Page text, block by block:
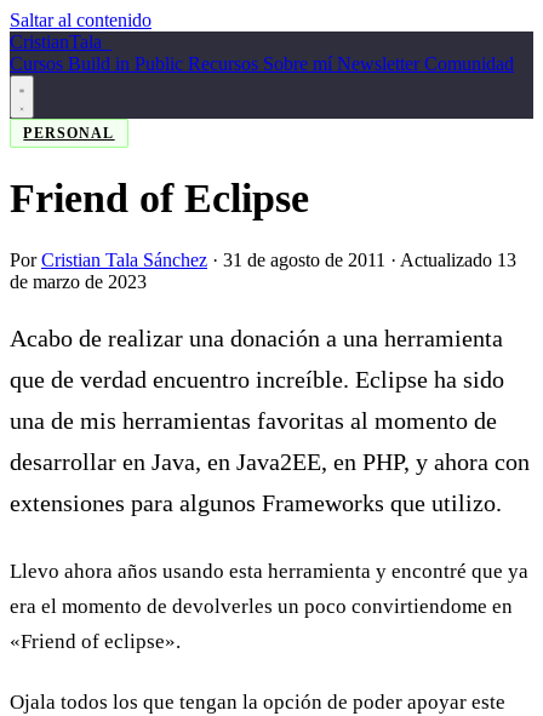
Saltar al contenido
CristianTala
Cursos Build in Public Recursos Sobre míNewsletterComunidad
PERSONAL
Friend of Eclipse
PorCristian Tala Sánchez · 31 de agosto de 2011 · Actualizado 13
de marzo de 2023
Acabo de realizar una donación a una herramienta
que de verdad encuentro increíble. Eclipse ha sido
una de mis herramientas favoritas al momento de
desarrollar en Java, en Java2EE, en PHP, y ahora con
extensiones para algunos Frameworks que utilizo.
Llevo ahora años usando esta herramienta y encontré que ya
era el momento de devolverles un poco convirtiendome en
«Friend of eclipse».
Ojala todos los que tengan la opción de poder apoyar este